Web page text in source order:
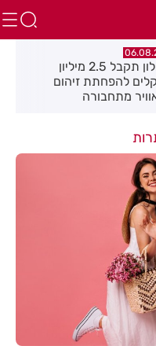
חולון תקבל 2.5 מיליון
להפחתת זיהום
מתחבורה